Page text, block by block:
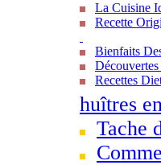
La Cuisine
Recette
Bienfaits
Recettes
huîtres
Tache